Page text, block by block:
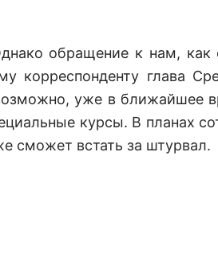
обращение к нам,
корреспонденту глава
уже в ближайшее
курсы. В планах
сможет встать за штурвал.